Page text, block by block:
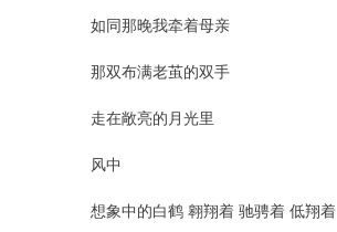
如同那晚我牵着母亲
那双布满老茧的双手
走在敞亮的月光里
风中
想象中的白鹤 翱翔着 驰骋着 低翔着